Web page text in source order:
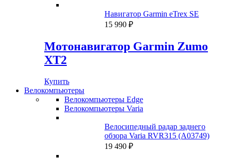
Навигатор Garmin eTrex SE
15 990 ₽
Мотонавигатор Garmin Zumo
XT2
Купить
Велокомпьютеры
Велокомпьютеры Edge
Велокомпьютеры Varia
Велосипедный радар заднего
обзора Varia RVR315 (A03749)
19 490 ₽